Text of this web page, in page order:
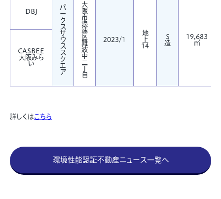
DBJ パ
ー
ク
ス
サ
ウ
ス
ス
ク
エ
ア
大
阪
市
浪
速
区
難
波
中
二
丁
目
2023/1
地
上
14
S
造
19,683
㎡
CASBEE
大阪みら
い
詳しくはこちら
環境性能認証不動産ニュース一覧へ